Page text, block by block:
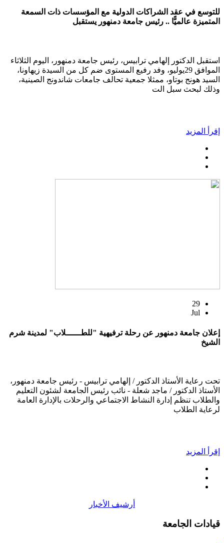
للتوسع في عقد الشراكات الدولية مع المؤسسات ذات السمعة
المتميزة عالميًّا .. رئيس جامعة دمنهور يستقبل
استقبل الدكتور إلهامي ترابيس، رئيس جامعة دمنهور، اليوم الثلاثاء
الموافق 29يوليو، وفد رفيع المستوى ضم كل من السيدة زيهاونا،
السيد هونج بوتاو، ممثلا جمعية تحالف جامعات شاندونج الصينية،
وذلك لبحث سبل الت
إقرأ المزيد
29
Jul
إعلان جامعة دمنهور عن رحلة ترفيهية "للطــــــلاب" لمدينة شرم
الشيخ
تحت رعاية الأستاذ الدكتور / إلهامي ترابيس - رئيس جامعة دمنهور،
الأستاذ الدكتور / ماجد شعلة - نائب رئيس الجامعة لشئون التعليم
والطلاب تنظم إدارة النشاط الاجتماعي والرحلات بالإدارة العامة
لرعاية الطلاب
إقرأ المزيد
أرشيف الأخبار
قيادات الجامعة